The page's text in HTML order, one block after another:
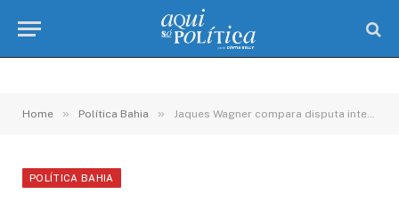
Home » Política Bahia » Jaques Wagner compara disputa interna na base governista à “brincadeira das cadeiras” e indica acordo
POLÍTICA BAHIA